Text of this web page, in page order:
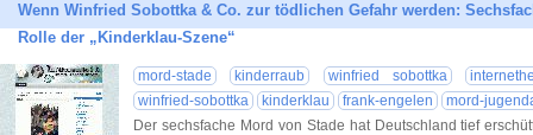
Wenn Winfried Sobottka & Co. zur tödlichen Gefahr werden:
Rolle der „Kinderklau-Szene“
mord-stade kinderraub winfried sobottka
winfried-sobottka
kinderklau frank-engelen
mord-
Der sechsfache Mord von Stade hat Deutschland tief